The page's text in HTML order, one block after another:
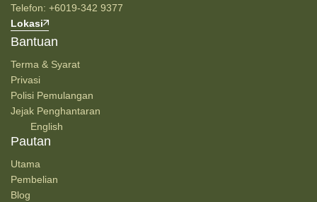
Telefon: +6019-342 9377
Lokasi
Bantuan
Terma & Syarat
Privasi
Polisi Pemulangan
Jejak Penghantaran
English
Pautan
Utama
Pembelian
Blog